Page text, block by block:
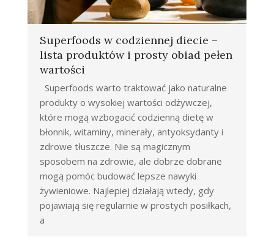
Superfoods w codziennej diecie –
lista produktów i prosty obiad pełen
wartości
Superfoods warto traktować jako naturalne
produkty o wysokiej wartości odżywczej,
które mogą wzbogacić codzienną dietę w
błonnik, witaminy, minerały, antyoksydanty i
zdrowe tłuszcze. Nie są magicznym
sposobem na zdrowie, ale dobrze dobrane
mogą pomóc budować lepsze nawyki
żywieniowe. Najlepiej działają wtedy, gdy
pojawiają się regularnie w prostych posiłkach,
a